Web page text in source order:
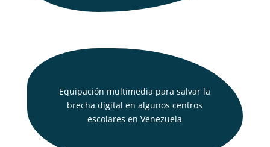
Equipación multimedia para salvar la
brecha digital en algunos centros
escolares en Venezuela